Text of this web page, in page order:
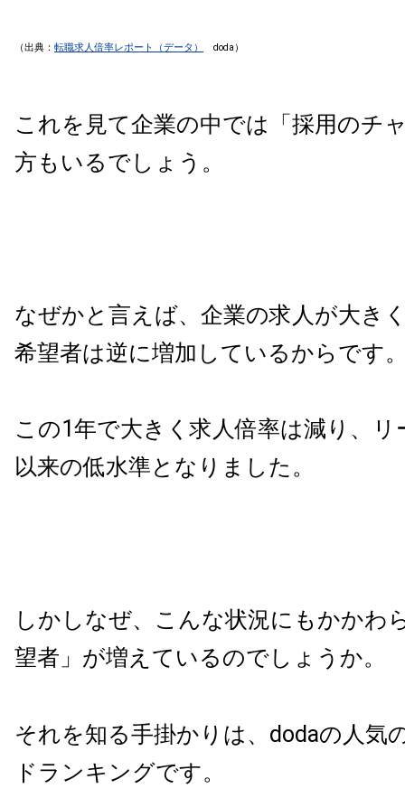
（出典： 転職求人倍率レポート（データ） doda）
これを見て企業の中では「採用のチ
方もいるでしょう。
なぜかと言えば、企業の求人が大き
希望者は逆に増加しているからです
この1年で大きく求人倍率は減り、
以来の低水準となりました。
しかしなぜ、こんな状況にもかかわ
望者」が増えているのでしょうか。
それを知る手掛かりは、dodaの人気
ドランキングです。